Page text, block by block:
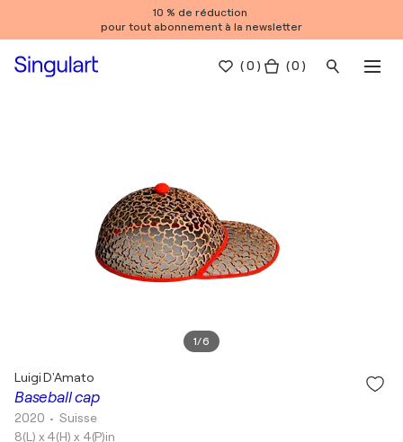
10 % de réduction
pour tout abonnement à la newsletter
(0 ) ( 0 )
1/6
Baseball cap
Luigi D'Amato
2020 • Suisse
8(L) x 4(H) x 4(P)in